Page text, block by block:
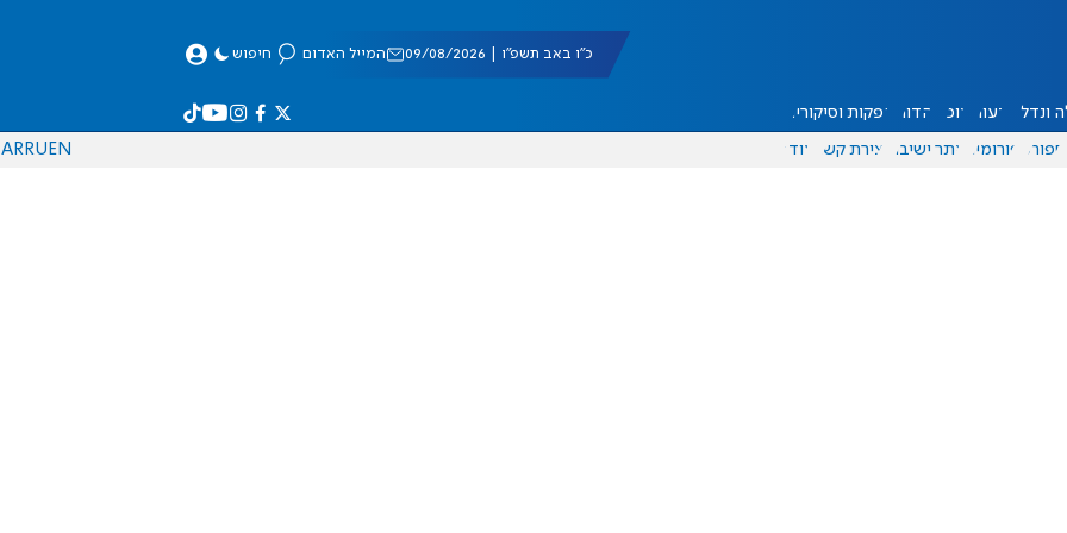
כ"ו באב תשפ"ו | 09/08/2026 המייל האדום חיפוש
ונדל"ן דעות אוכל יהדות הפקות וסיקורים
ספורט פורומים אתר ישיבה יצירת קשר עוד EN
RU
AR